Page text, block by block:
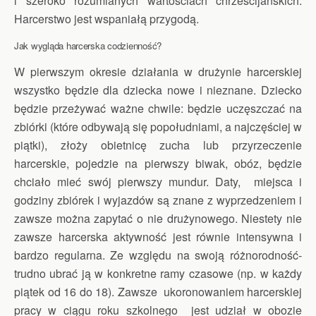
Harcerstwo jest wspaniałą przygodą.
Jak wygląda harcerska codzienność?
W pierwszym okresie działania w drużynie harcerskiej
wszystko będzie dla dziecka nowe i nieznane. Dziecko
będzie przeżywać ważne chwile: będzie uczęszczać na
zbiórki (które odbywają się popołudniami, a najczęściej w
piątki), złoży obietnicę zucha lub przyrzeczenie
harcerskie, pojedzie na pierwszy biwak, obóz, będzie
chciało mieć swój pierwszy mundur. Daty, miejsca i
godziny zbiórek i wyjazdów są znane z wyprzedzeniem i
zawsze można zapytać o nie drużynowego. Niestety nie
zawsze harcerska aktywność jest równie intensywna i
bardzo regularna. Ze względu na swoją różnorodność-
trudno ubrać ją w konkretne ramy czasowe (np. w każdy
piątek od 16 do 18). Zawsze ukoronowaniem harcerskiej
pracy w ciągu roku szkolnego jest udział w obozie